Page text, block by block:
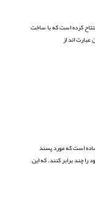
کرده است که با ساخت
اند از
است که مورد پسند
چند برابر کنند. که این